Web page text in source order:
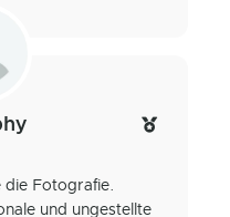
die Fotografie.
und ungestellte